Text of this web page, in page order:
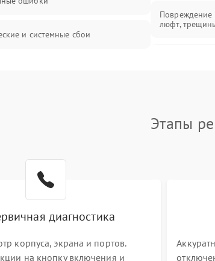
и системные сбои
Повреждение
люфт,
устройства
медленная
Этапы
диагностика
корпуса, экрана и портов.
на кнопку включения и